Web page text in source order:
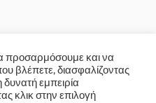
προσαρμόσουμε και να
βλέπετε, διασφαλίζοντας
εμπειρία
κλικ στην επιλογή